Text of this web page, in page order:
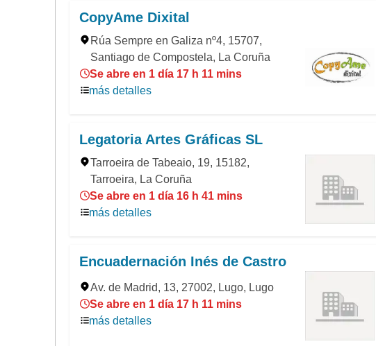
CopyAme Dixital
Rúa Sempre en Galiza nº4, 15707,
Santiago de Compostela, La Coruña
Se abre en 1 día 17 h 11 mins
más detalles
Legatoria Artes Gráficas SL
Tarroeira de Tabeaio, 19, 15182,
Tarroeira, La Coruña
Se abre en 1 día 16 h 41 mins
más detalles
Encuadernación Inés de Castro
Av. de Madrid, 13, 27002, Lugo, Lugo
Se abre en 1 día 17 h 11 mins
más detalles